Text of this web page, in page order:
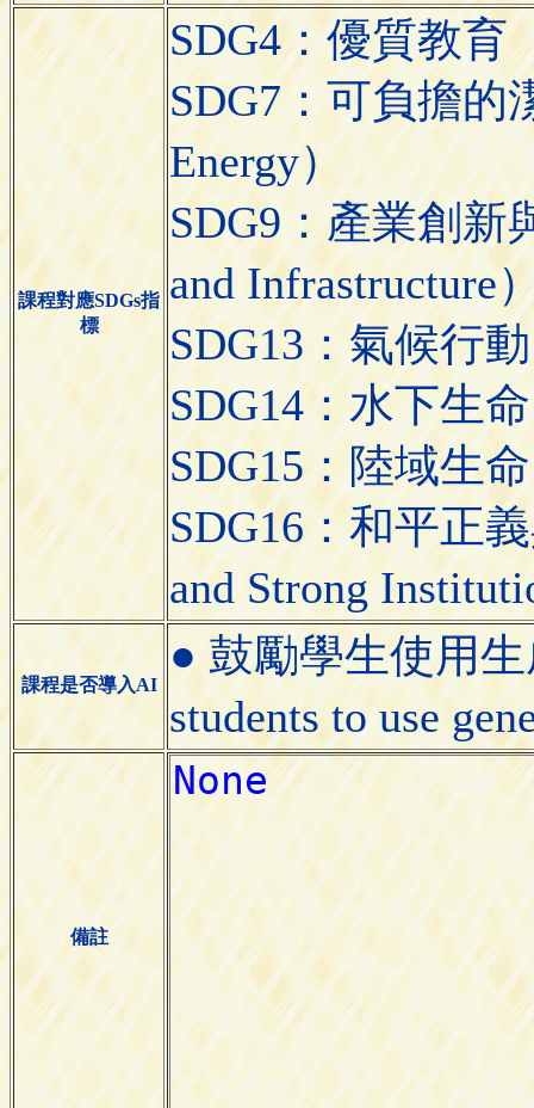
課程對應SDGs指
標
SDG4：優質教育
SDG7：可負擔的
Energy）
SDG9：產業創新
and Infrastructure
SDG13：氣候行
SDG14：水下生
SDG15：陸域生
SDG16：和平正
and Strong
課程是否導入AI
● 鼓勵學生使用生
students to use
備註